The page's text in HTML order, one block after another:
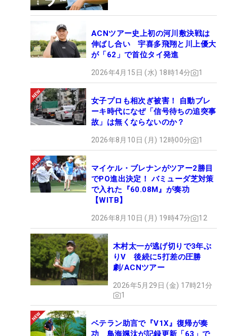
ACNツアー史上初の河川敷決戦は
伸ばし合い 宇喜多飛翔と川上優大
が「62」で首位タイ発進
2026年4月15日 (水) 18時14分 1
女子プロも相次ぎ被害！ 自動ブレ
ーキ時代になぜ「信号待ちの追突事
故」は無くならないのか？
2026年8月10日 (月) 12時00分 1
マイケル・ブレナンがツアー2勝目
でPO進出決定！ バミューダ芝対策
で入れた『60.08M』が奏功
【WITB】
2026年8月10日 (月) 19時47分 12
木村太一が逃げ切りで3年ぶ
りV 後続に5打差の圧勝
劇/ACNツアー
2026年5月29日 (金) 17時21分
1
ベテラン助言で『V1X』復帰が奏
功 鳥海颯汰が記録更新「63」で